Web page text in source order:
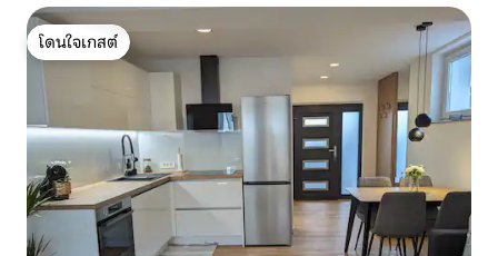
โดนใจเกสต์
โดนใจเกสต์